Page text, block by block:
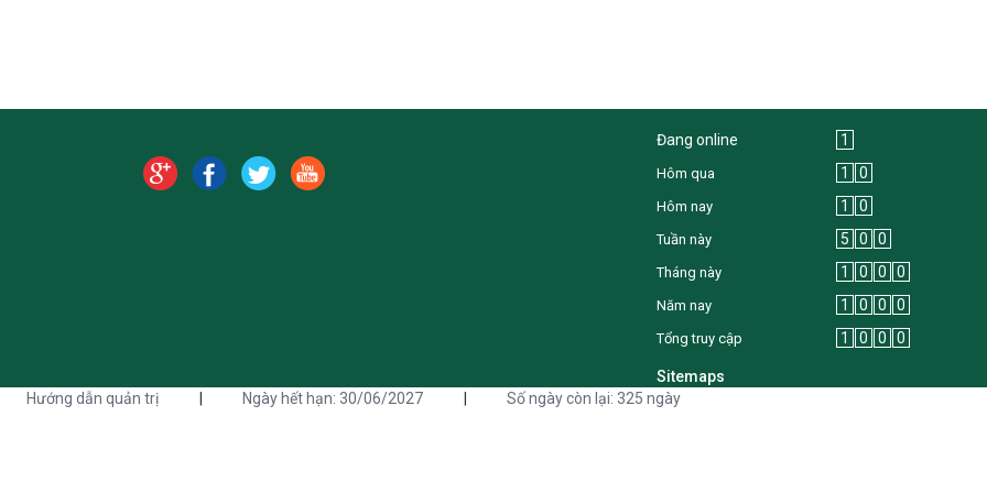
Đang online 1
Hôm qua 1 0
Hôm nay 1 0
Tuần này 5 0 0
Tháng này 1 0 0 0
Năm nay 1 0 0 0
Tổng truy cập 1 0 0 0
Sitemaps
Hướng dẫn quản trị | Ngày hết hạn: 30/06/2027 | Số ngày còn lại: 325 ngày